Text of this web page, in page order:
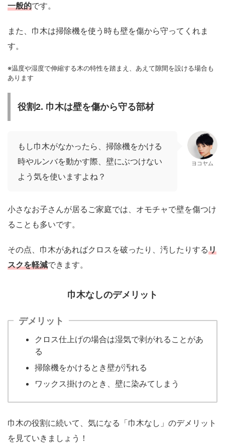
一般的です。
また、巾木は掃除機を使う時も壁を傷から守ってくれま
す。
※温度や湿度で伸縮する木の特性を踏まえ、あえて隙間を設ける場合も
あります
役割2. 巾木は壁を傷から守る部材
もし巾木がなかったら、掃除機をかける
時やルンバを動かす際、壁にぶつけない
よう気を使いますよね？
ヨコヤム
小さなお子さんが居るご家庭では、オモチャで壁を傷つけ
ることも多いです。
その点、巾木があればクロスを破ったり、汚したりするリ
スクを軽減できます。
巾木なしのデメリット
デメリット
クロス仕上げの場合は湿気で剥がれることがあ
る
掃除機をかけるとき壁が汚れる
ワックス掛けのとき、壁に染みてしまう
巾木の役割に続いて、気になる「巾木なし」のデメリット
を見ていきましょう！